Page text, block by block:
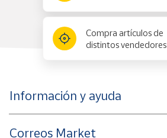
Compra artículos de
distintos vendedores
Información y ayuda
Correos Market